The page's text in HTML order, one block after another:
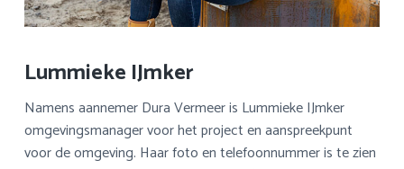
Lummieke IJmker
Namens aannemer Dura Vermeer is Lummieke IJmker
omgevingsmanager voor het project en aanspreekpunt
voor de omgeving. Haar foto en telefoonnummer is te zien